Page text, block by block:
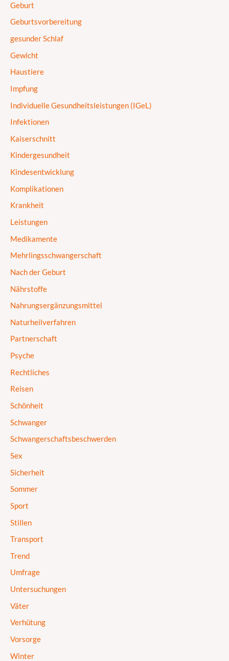
Geburt
Geburtsvorbereitung
gesunder Schlaf
Gewicht
Haustiere
Impfung
Individuelle Gesundheitsleistungen (IGeL)
Infektionen
Kaiserschnitt
Kindergesundheit
Kindesentwicklung
Komplikationen
Krankheit
Leistungen
Medikamente
Mehrlingsschwangerschaft
Nach der Geburt
Nährstoffe
Nahrungsergänzungsmittel
Naturheilverfahren
Partnerschaft
Psyche
Rechtliches
Reisen
Schönheit
Schwanger
Schwangerschaftsbeschwerden
Sex
Sicherheit
Sommer
Sport
Stillen
Transport
Trend
Umfrage
Untersuchungen
Väter
Verhütung
Vorsorge
Winter